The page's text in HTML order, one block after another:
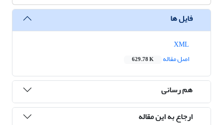
فایل ها
اصل مقاله
629.78 K
هم رسانی
ارجاع به این مقاله